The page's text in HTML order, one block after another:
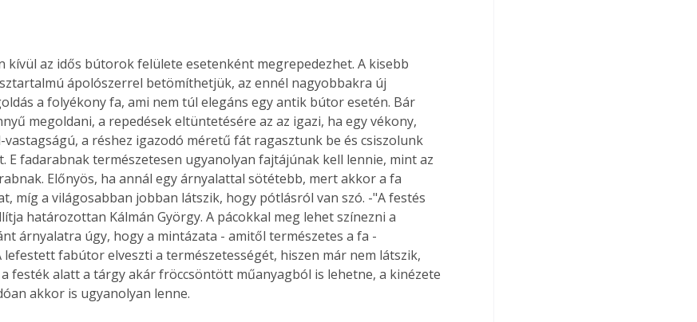
ápolószerrel betömíthetjük, az ennél nagyobbakra új
a folyékony fa, ami nem túl elegáns egy antik bútor esetén. Bár
megoldani, a repedések eltüntetésére az az igazi, ha egy vékony,
vastagságú, a réshez igazodó méretű fát ragasztunk be és csiszolunk
E fadarabnak természetesen ugyanolyan fajtájúnak kell lennie, mint az
Előnyös, ha annál egy árnyalattal sötétebb, mert akkor a fa
míg a világosabban jobban látszik, hogy pótlásról van szó. -"A festés
határozottan Kálmán György. A pácokkal meg lehet színezni a
árnyalatra úgy, hogy a mintázata - amitől természetes a fa -
lefestett fabútor elveszti a természetességét, hiszen már nem látszik,
festék alatt a tárgy akár fröccsöntött műanyagból is lehetne, a kinézete
akkor is ugyanolyan lenne.